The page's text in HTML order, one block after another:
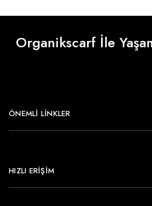
Organikscarf İle
ÖNEMLI LINKLER
HIZLI ERİŞİM